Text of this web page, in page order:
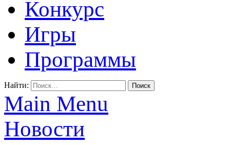
Конкурс
Игры
Программы
Найти:
Main Menu
Новости